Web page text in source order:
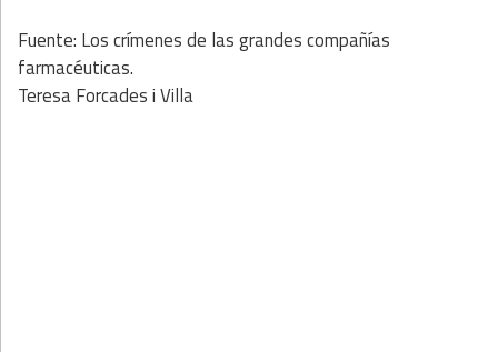
Fuente: Los crímenes de las grandes compañías
farmacéuticas.
Teresa Forcades i Villa